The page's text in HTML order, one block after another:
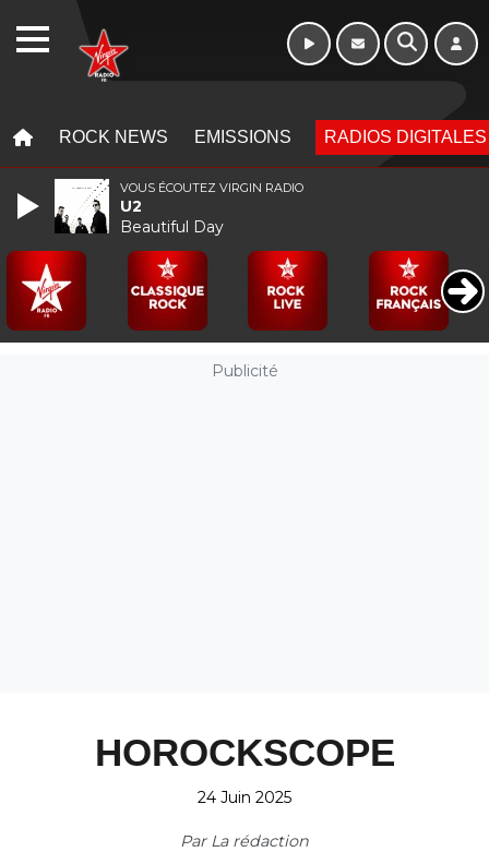
ROCK NEWS EMISSIONS RADIOS DIGITALES
Publicité
HOROCKSCOPE
24 Juin 2025
Par La rédaction
VOUS ÉCOUTEZ VIRGIN RADIO
U2
Beautiful Day
WEBRADIO